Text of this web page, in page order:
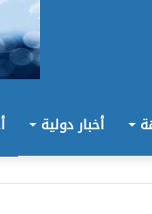
أخبار دولية